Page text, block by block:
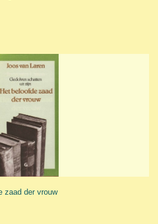
zaad der vrouw